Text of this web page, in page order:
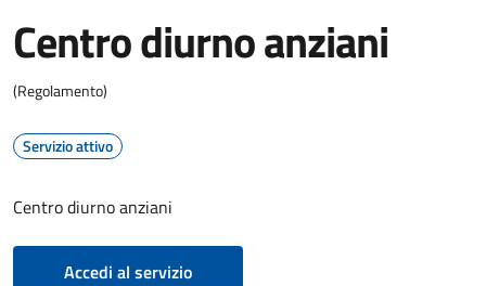
Centro diurno anziani
(Regolamento)
Servizio attivo
Centro diurno anziani
Accedi al servizio